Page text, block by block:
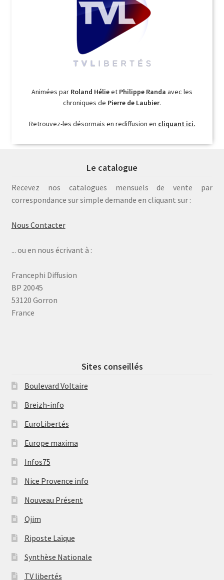
Animées par Roland Hélieet Philippe Randa avec les
chroniques de Pierre de Laubier.
Retrouvez-les désormais en rediffusion en cliquant ici.
Le catalogue
Recevez nos catalogues mensuels de vente par
correspondance sur simple demande en cliquant sur :
Nous Contacter
... ou en nous écrivant à :
Francephi Diffusion
BP 20045
53120 Gorron
France
Sites conseillés
Boulevard Voltaire
Breizh-info
EuroLibertés
Europe maxima
Infos75
Nice Provence info
Nouveau Présent
Ojim
Riposte Laïque
Synthèse Nationale
TV libertés